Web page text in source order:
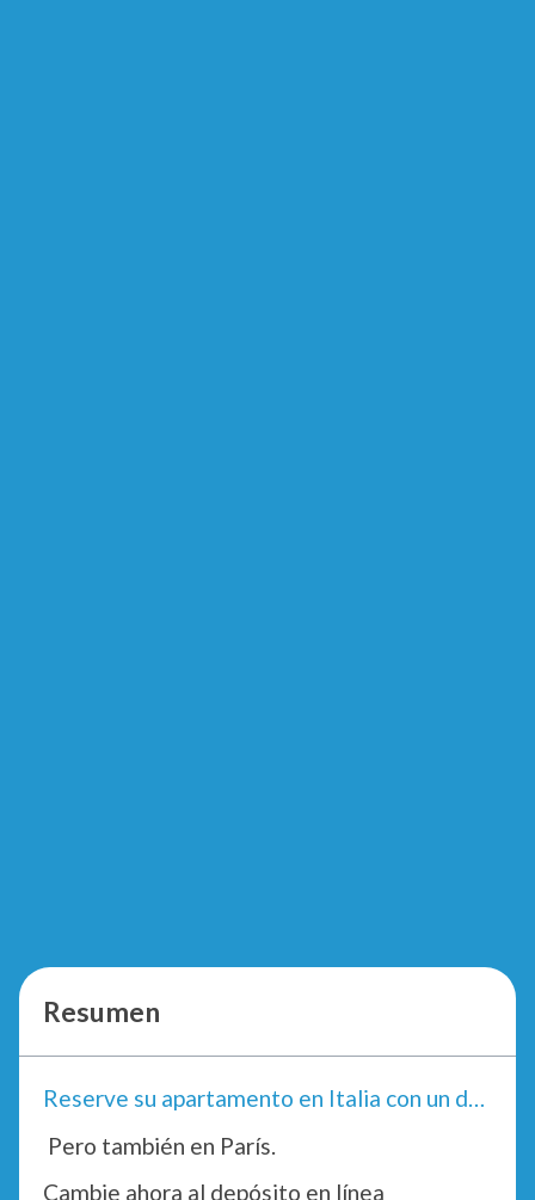
Resumen
Reserve su apartamento en Italia con un depósito en línea
Pero también en París.
Cambie ahora al depósito en línea